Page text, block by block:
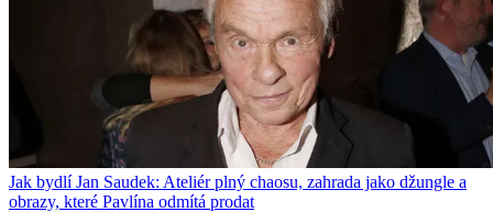
Jak bydlí Jan Saudek: Ateliér plný chaosu, zahrada jako džungle a
obrazy, které Pavlína odmítá prodat